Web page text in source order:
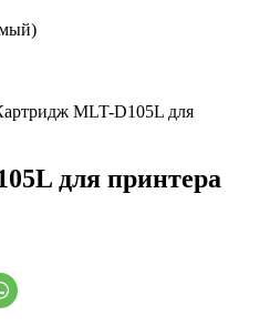
MLT-D105L для
для принтера